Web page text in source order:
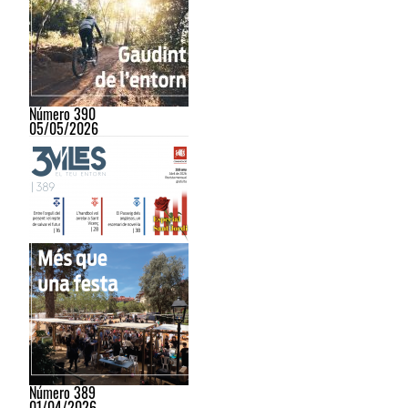
Número 390
05/05/2026
Número 389